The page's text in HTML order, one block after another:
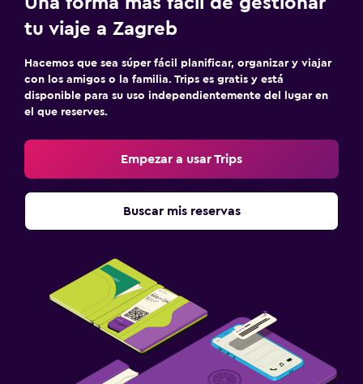
tu viaje a Zagreb
Hacemos que sea súper fácil planificar, organizar y viajar
con los amigos o la familia. Trips es gratis y está
disponible para su uso independientemente del lugar en
el que reserves.
Empezar a usar Trips
Buscar mis reservas